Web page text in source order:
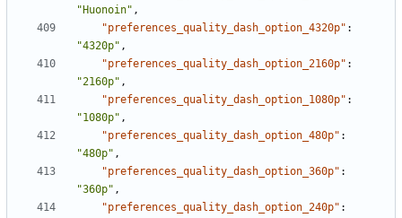
"Huonoin" ,
"preferences_quality_dash_option_4320p" :
"4320p" ,
"preferences_quality_dash_option_2160p" :
"2160p" ,
"preferences_quality_dash_option_1080p" :
"1080p" ,
"preferences_quality_dash_option_480p" :
"480p" ,
"preferences_quality_dash_option_360p" :
"360p" ,
"preferences_quality_dash_option_240p" :